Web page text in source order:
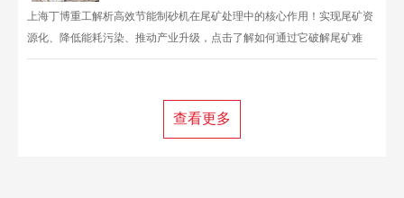
上海丁博重工解析高效节能制砂机在尾矿处理中的核心作用！实现尾矿资
源化、降低能耗污染、推动产业升级，点击了解如何通过它破解尾矿难
题，[中国矿业联合会官网] 案例可查。
查看更多